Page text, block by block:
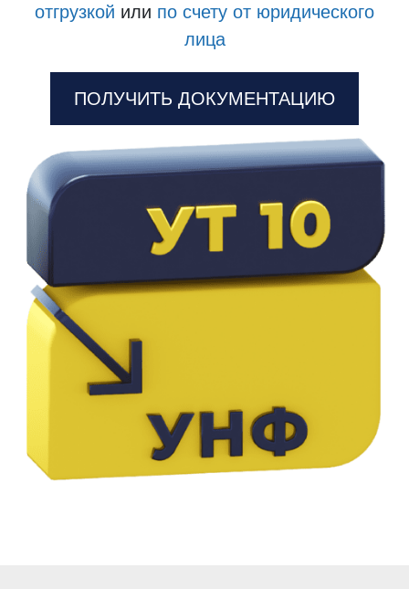
отгрузкой или по счету от юридического
лица
ПОЛУЧИТЬ ДОКУМЕНТАЦИЮ